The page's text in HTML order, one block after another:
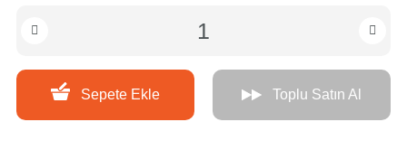
Sepete Ekle Toplu Satın Al